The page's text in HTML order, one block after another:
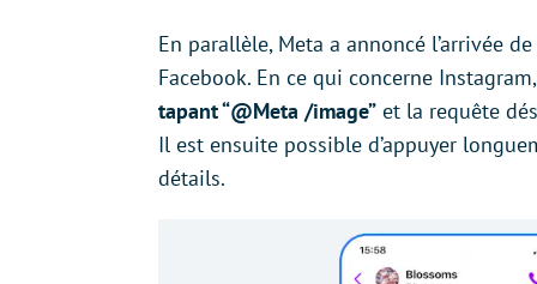
En parallèle, Meta a annoncé l’arrivée
Facebook. En ce qui concerne
tapant “@Meta /image” et la requête
Il est ensuite possible d’appuyer
détails.